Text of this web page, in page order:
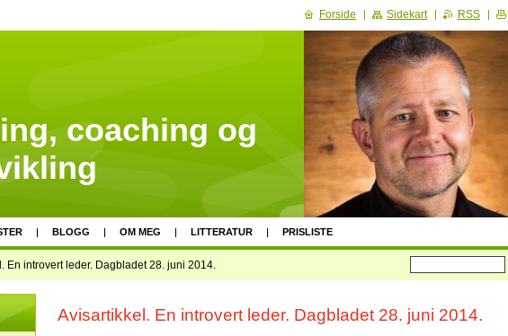
coaching og
BLOGG OM MEG LITTERATUR PRISLISTE
En introvert leder. Dagbladet 28. juni 2014.
Avisartikkel. En introvert leder. Dagbladet 28. juni 2014.
Forside Sidekart RSS